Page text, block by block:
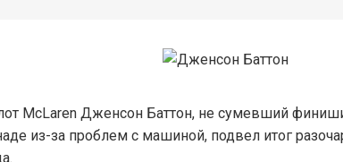
McLaren Дженсон Баттон, не сумевший
из-за проблем с машиной, подвел итог